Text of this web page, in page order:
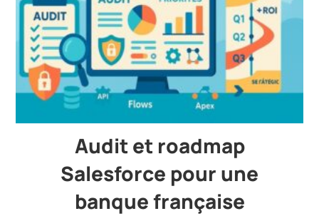
Audit et roadmap
Salesforce pour une
banque française